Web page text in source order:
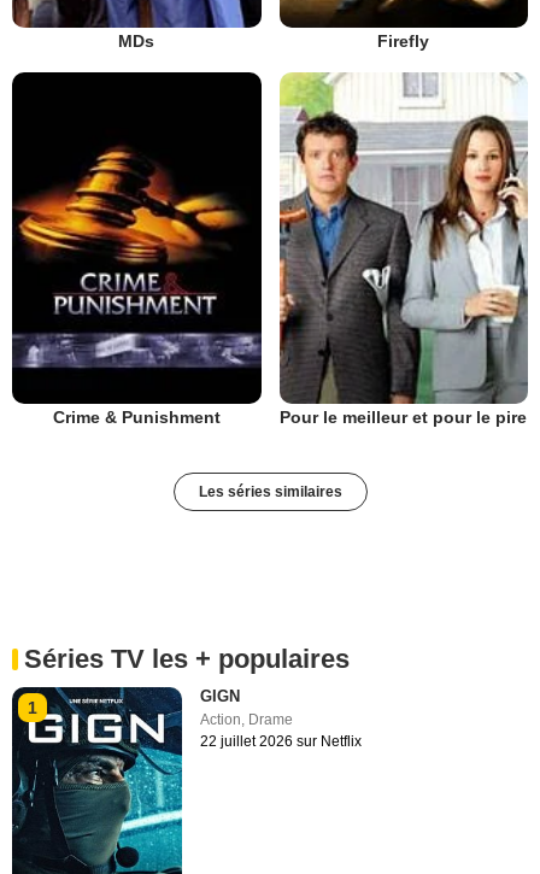
MDs Firefly
Crime & Punishment Pour le meilleur et pour le pire
Les séries similaires
Séries TV les + populaires
1
GIGN
Action, Drame
22 juillet 2026 sur Netflix